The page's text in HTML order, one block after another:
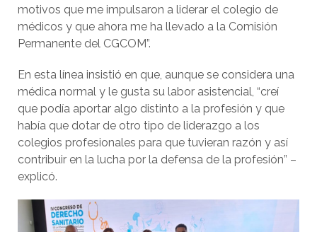
motivos que me impulsaron a liderar el colegio de
médicos y que ahora me ha llevado a la Comisión
Permanente del CGCOM”.
En esta línea insistió en que, aunque se considera una
médica normal y le gusta su labor asistencial, “creí
que podía aportar algo distinto a la profesión y que
había que dotar de otro tipo de liderazgo a los
colegios profesionales para que tuvieran razón y así
contribuir en la lucha por la defensa de la profesión” –
explicó.